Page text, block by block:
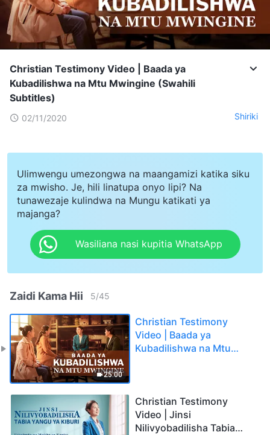
Christian Testimony Video | Baada ya
Kubadilishwa na Mtu Mwingine (Swahili
Subtitles)
02/11/2020 Shiriki
Ulimwengu umezongwa na maangamizi katika siku
za mwisho. Je, hili linatupa onyo lipi? Na
tunawezaje kulindwa na Mungu katikati ya
majanga?
Wasiliana nasi kupitia WhatsApp
Zaidi Kama Hii 5/45
25:00
Christian Testimony
Video | Baada ya
Kubadilishwa na Mtu
Christian Testimony
Video | Jinsi
Nilivyobadilisha Tabia